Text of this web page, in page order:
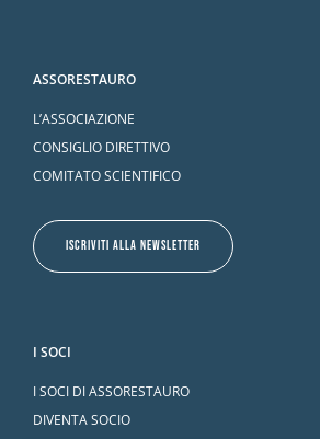
ASSORESTAURO
L’ASSOCIAZIONE
CONSIGLIO DIRETTIVO
COMITATO SCIENTIFICO
ISCRIVITI ALLA NEWSLETTER
I SOCI
I SOCI DI ASSORESTAURO
DIVENTA SOCIO